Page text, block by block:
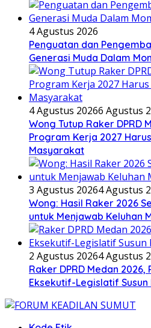
4 Agustus 2026
Penguatan dan
Generasi Muda Dalam
4 Agustus 20266 Agustus
Wong Tutup Raker DPRD
Program Kerja 2027
Masyarakat
3 Agustus 20264 Agustus
Wong: Hasil Raker 2026
untuk Menjawab Keluhan
2 Agustus 20264 Agustus
Raker DPRD Medan
Eksekutif-Legislatif